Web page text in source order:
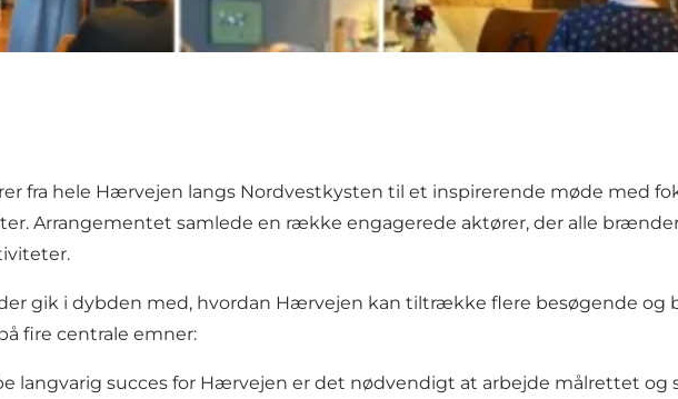
fra hele Hærvejen langs Nordvestkysten til et inspirerende møde med
Arrangementet samlede en række engagerede aktører, der alle
gik i dybden med, hvordan Hærvejen kan tiltrække flere besøgende og
fire centrale emner:
langvarig succes for Hærvejen er det nødvendigt at arbejde målrettet og